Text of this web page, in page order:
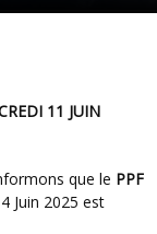
que le PPF
Juin 2025 est